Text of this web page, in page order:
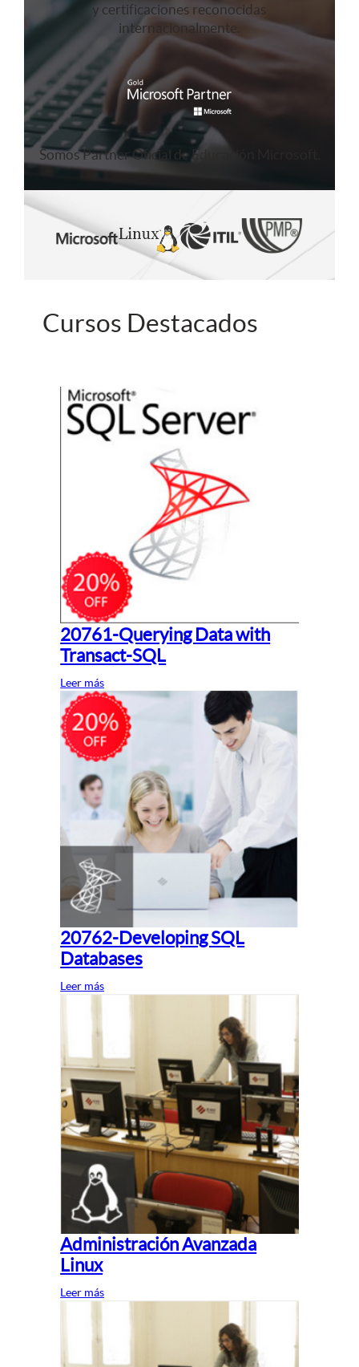
y certificaciones reconocidas
internacionalmente.
Somos Partner Oficial de Educación Microsoft.
Cursos Destacados
20761-Querying Data with
Transact-SQL
Leer más
20762-Developing SQL
Databases
Leer más
Administración Avanzada
Linux
Leer más